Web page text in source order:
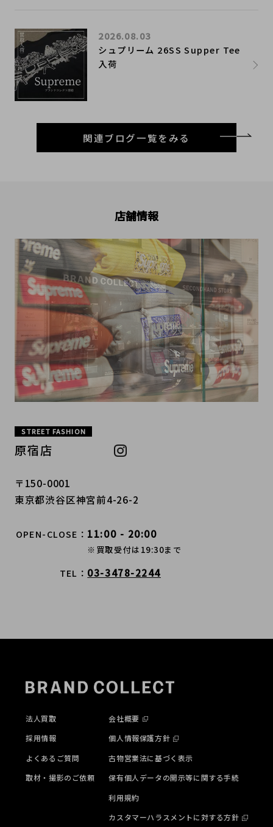
シュプリーム 26SS Supper Tee
入荷
2026.08.03
関連ブログ一覧をみる
店舗情報
STREET FASHION
原宿店
〒150-0001
東京都渋谷区神宮前4-26-2
OPEN-CLOSE 11:00 - 20:00
※買取受付は19:30まで
TEL 03-3478-2244
法人買取
採用情報
よくあるご質問
取材・撮影のご依頼
会社概要
個人情報保護方針
古物営業法に基づく表示
保有個人データの開示等に関する手続
利用規約
カスタマーハラスメントに対する方針